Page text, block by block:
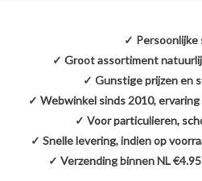
Cadeaubon
Zelf maken
✓ Persoonlijke
✓ Groot assortiment
✓ Gunstige prijzen en
✓ Webwinkel sinds 2010,
✓ Voor particulieren,
✓ Snelle levering, indien op
✓ Verzending binnen NL